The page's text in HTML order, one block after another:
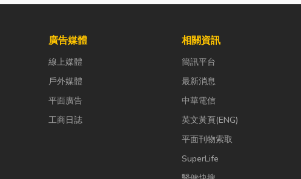
廣告媒體
線上媒體
戶外媒體
平面廣告
工商日誌
相關資訊
簡訊平台
最新消息
中華電信
英文黃頁(ENG)
平面刊物索取
SuperLife